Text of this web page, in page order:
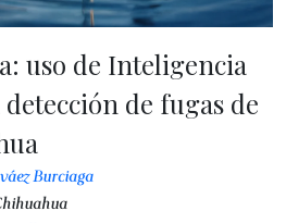
uso de Inteligencia
de fugas de
Burciaga